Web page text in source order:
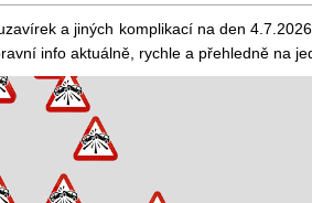
a jiných komplikací na den
info aktuálně, rychle a přehledně na